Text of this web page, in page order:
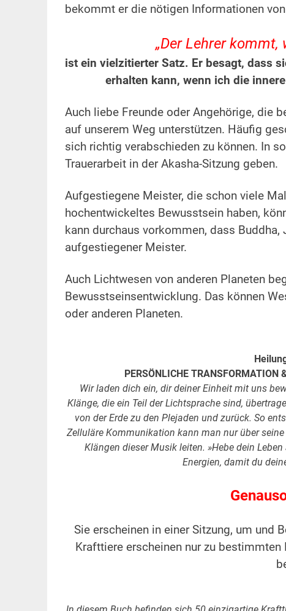
bekommt er die nötigen Informationen
„Der Lehrer kommt,
ist ein vielzitierter Satz. Er besagt, dass
erhalten kann, wenn ich die
Auch liebe Freunde oder Angehörige, die
auf unserem Weg unterstützen. Häufig
sich richtig verabschieden zu können. In
Trauerarbeit in der Akasha-Sitzung geben.
Aufgestiegene Meister, die schon viele
hochentwickeltes Bewusstsein haben,
kann durchaus vorkommen, dass
aufgestiegener Meister.
Auch Lichtwesen von anderen Planeten
Bewusstseinsentwicklung. Das können
oder anderen Planeten.
PERSÖNLICHE TRANSFORMATION
Wir laden dich ein, dir deiner Einheit mit uns
Klänge, die ein Teil der Lichtsprache sind,
von der Erde zu den Plejaden und zurück. So
Zelluläre Kommunikation kann man nur über
Klängen dieser Musik leiten. »Hebe dein
Energien, damit du
Sie erscheinen in einer Sitzung, um und
Krafttiere erscheinen nur zu bestimmten